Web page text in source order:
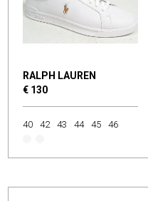
RALPH LAUREN
€ 130
40 42 43 44 45 46